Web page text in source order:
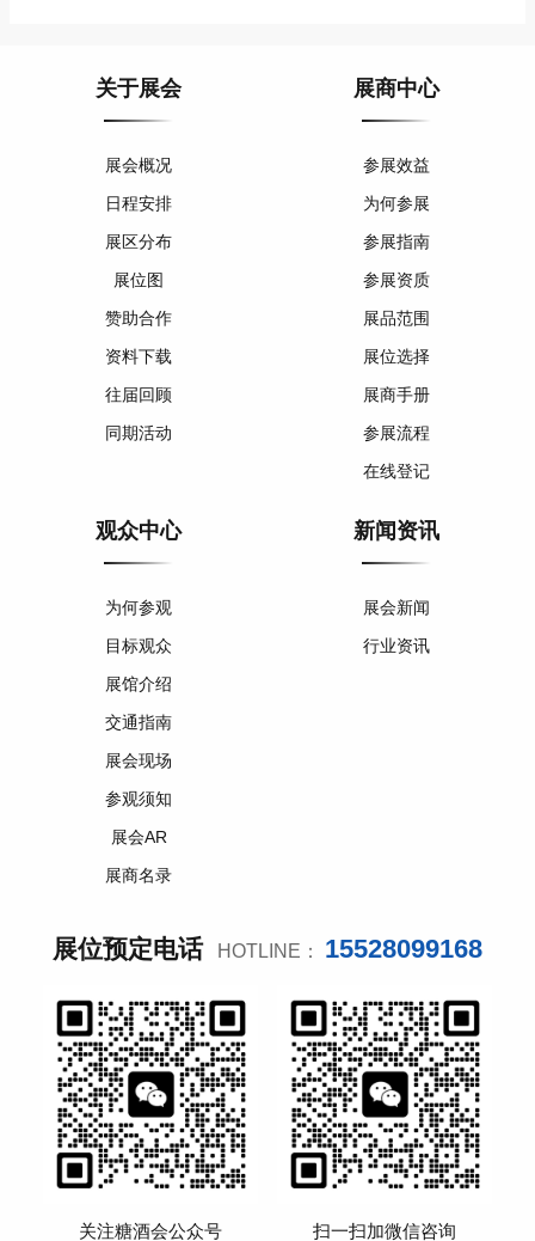
关于展会
展会概况
日程安排
展区分布
展位图
赞助合作
资料下载
往届回顾
同期活动
展商中心
参展效益
为何参展
参展指南
参展资质
展品范围
展位选择
展商手册
参展流程
在线登记
观众中心
为何参观
目标观众
展馆介绍
交通指南
展会现场
参观须知
展会AR
展商名录
新闻资讯
展会新闻
行业资讯
展位预定电话 HOTLINE： 15528099168
关注糖酒会公众号 扫一扫加微信咨询